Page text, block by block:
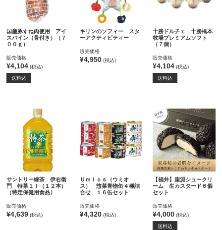
国産豚すね肉使用 アイ
スバイン（骨付き）（７
００ｇ）
販売価格
¥4,104 (税込)
送料込
キリンのソフィー スタ
ーアクティビティー
販売価格
¥4,950(税込)
十勝ドルチェ 十勝橋本
牧場プレミアムソフト
（７個）
販売価格
¥4,104 (税込)
送料込
サントリー緑茶 伊右衛
門 特茶１ｌ（１２本）
（特定保健用食品）
販売価格
¥4,639 (税込)
Ｕｍｉｏｓ（ウミオ
ス） 惣菜青物缶４種詰
合せ １６缶セット
販売価格
¥4,320(税込)
【福井】崖淵シュークリ
ーム 生カスタード６個
セット
販売価格
¥4,000 (税込)
送料込